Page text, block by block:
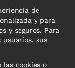
de
y para
y seguros. Para
usuarios, sus
las cookies o